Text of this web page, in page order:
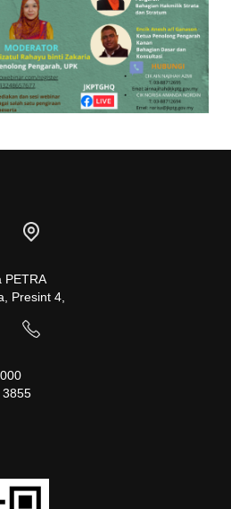
PETRA
Presint 4,